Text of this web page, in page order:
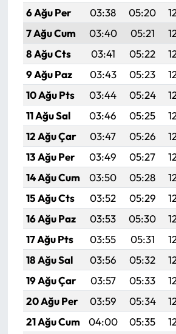
6 Ağu Per
03:38 05:20
7 Ağu Cum
03:40 05:21
8 Ağu Cts
03:41 05:22
9 Ağu Paz
03:43 05:23
10 Ağu Pts
03:44 05:24
11 Ağu Sal
03:46 05:25
12 Ağu Çar
03:47 05:26
13 Ağu Per
03:49 05:27
14 Ağu Cum
03:50 05:28
15 Ağu Cts
03:52 05:29
16 Ağu Paz
03:53 05:30
17 Ağu Pts
03:55 05:31
18 Ağu Sal
03:56 05:32
19 Ağu Çar
03:57 05:33
20 Ağu Per
03:59 05:34
21 Ağu Cum
04:00 05:35